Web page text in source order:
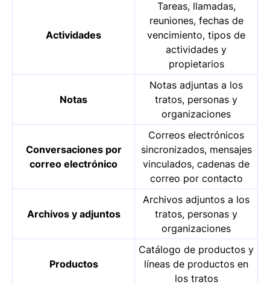
Actividades
Tareas, llamadas,
reuniones, fechas de
vencimiento, tipos de
actividades y
propietarios
Notas
Notas adjuntas a los
tratos, personas y
organizaciones
Conversaciones por
correo electrónico
Correos electrónicos
sincronizados, mensajes
vinculados, cadenas de
correo por contacto
Archivos y adjuntos
Archivos adjuntos a los
tratos, personas y
organizaciones
Productos
Catálogo de productos y
líneas de productos en
los tratos